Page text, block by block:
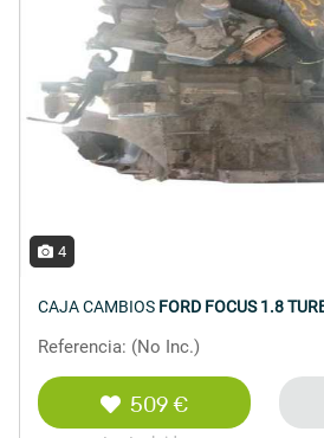
4
CAJA CAMBIOS FORD FOCUS 1.8
Referencia: (No Inc.)
509 €